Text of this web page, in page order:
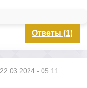
Ответы (1)
22.03.2024 - 05:11